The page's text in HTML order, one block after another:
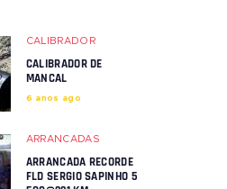
CALIBRADOR
CALIBRADOR DE
MANCAL
6 anos ago
ARRANCADAS
ARRANCADA RECORDE
FLD SERGIO SAPINHO 5